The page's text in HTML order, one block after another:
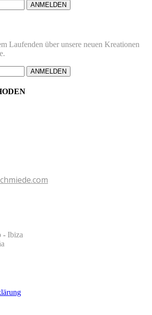
ANMELDEN
Laufenden über unsere neuen Kreationen
ANMELDEN
- Ibiza